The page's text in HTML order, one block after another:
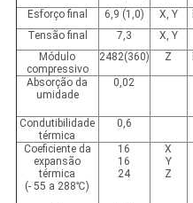
Esforço final
6,9 (1,0) X, Y
Tensão final
7,3 X, Y
Módulo
compressivo
2482(360) Z
Absorção da
umidade
0,02
Condutibilidade
térmica
0,6
Coeficiente da
expansão
térmica
(- 55 a 288℃)
16
16
24
X
Y
Z